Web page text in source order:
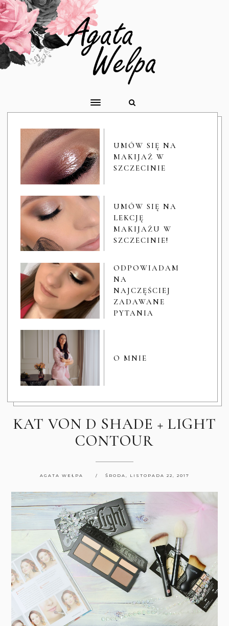
UMÓW SIĘ NA
MAKIJAŻ W
SZCZECINIE
UMÓW SIĘ NA
LEKCJĘ
MAKIJAŻU W
SZCZECINIE!
ODPOWIADAM
NA
NAJCZĘŚCIEJ
ZADAWANE
PYTANIA
O MNIE
KAT VON D SHADE + LIGHT
CONTOUR
AGATA WEŁPA ŚRODA, LISTOPADA 22, 2017